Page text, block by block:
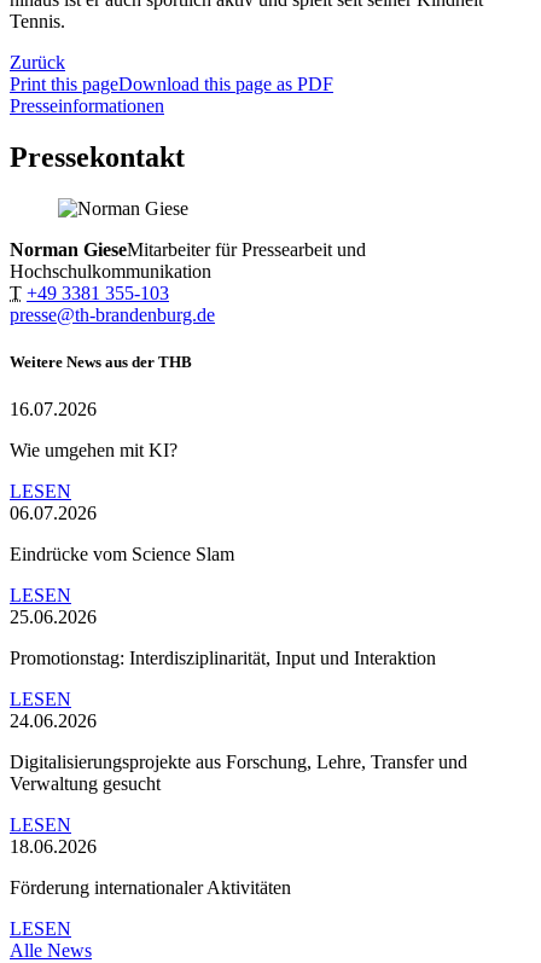
Tennis.
Zurück
Print this pageDownload this page as PDF
Presseinformationen
Pressekontakt
Norman GieseMitarbeiter für Pressearbeit und
Hochschulkommunikation
T +49 3381 355-103
presse@th-brandenburg.de
Weitere News aus der THB
16.07.2026
Wie umgehen mit KI?
LESEN
06.07.2026
Eindrücke vom Science Slam
LESEN
25.06.2026
Promotionstag: Interdisziplinarität, Input und Interaktion
LESEN
24.06.2026
Digitalisierungsprojekte aus Forschung, Lehre, Transfer und
Verwaltung gesucht
LESEN
18.06.2026
Förderung internationaler Aktivitäten
LESEN
Alle News